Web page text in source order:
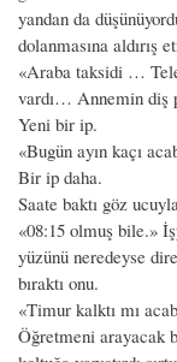
yandan da
dolanmasına aldırış
«Araba taksidi …
vardı… Annemin diş
Yeni bir ip.
«Bugün ayın kaçı
Bir ip daha.
Saate baktı göz
«08:15 olmuş bile.»
yüzünü neredeyse
bıraktı onu.
«Timur kalktı mı
Öğretmeni arayacak